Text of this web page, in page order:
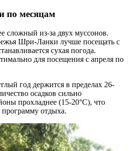
по месяцам
из-за двух муссонов.
Шри-Ланки лучше посещать с
сухая погода.
для посещения с апреля по
год держится в пределах 26-
осадков сильно
прохладнее (15-20°C), что
программу отдыха.